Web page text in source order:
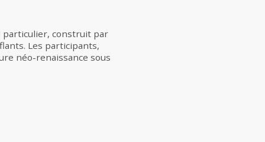
particulier, construit par
Les participants,
néo-renaissance sous